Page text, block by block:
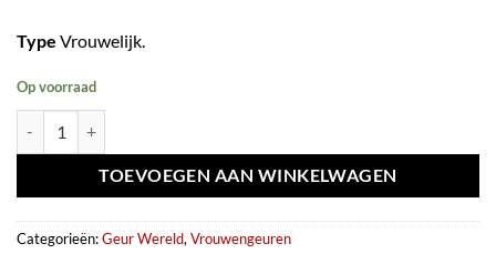
Type Vrouwelijk.
Op voorraad
TOEVOEGEN AAN WINKELWAGEN
Categorieën:Geur Wereld, Vrouwengeuren